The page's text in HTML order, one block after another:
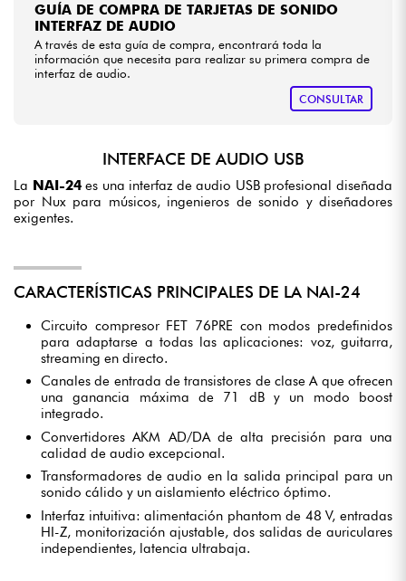
GUÍA DE COMPRA DE TARJETAS DE SONIDO
INTERFAZ DE AUDIO
A través de esta guía de compra, encontrará toda la
información que necesita para realizar su primera compra de
interfaz de audio.
CONSULTAR
INTERFACE DE AUDIO USB
La NAI-24es una interfaz de audio USB profesional diseñada
por Nux para músicos, ingenieros de sonido y diseñadores
exigentes.
CARACTERÍSTICAS PRINCIPALES DE LA NAI-24
Circuito compresor FET 76PRE con modos predefinidos
para adaptarse a todas las aplicaciones: voz, guitarra,
streaming en directo.
Canales de entrada de transistores de clase A que ofrecen
una ganancia máxima de 71 dB y un modo boost
integrado.
Convertidores AKM AD/DA de alta precisión para una
calidad de audio excepcional.
Transformadores de audio en la salida principal para un
sonido cálido y un aislamiento eléctrico óptimo.
Interfaz intuitiva: alimentación phantom de 48 V, entradas
HI-Z, monitorización ajustable, dos salidas de auriculares
independientes, latencia ultrabaja.